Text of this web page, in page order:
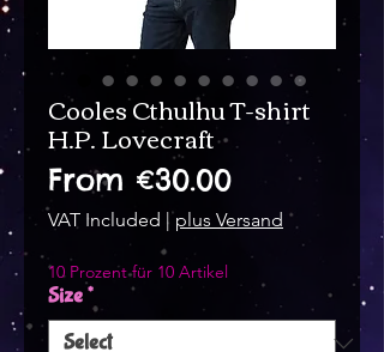
Cooles Cthulhu T-shirt
H.P. Lovecraft
From €30.00Sale
Price
VAT Included |plus Versand
10 Prozent für 10 Artikel
Size*